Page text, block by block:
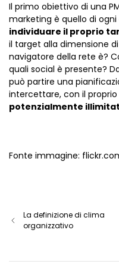
Il primo obiettivo di una
marketing è quello di
individuare il proprio
il target alla dimensione
navigatore della rete è?
quali social è presente?
può partire una
intercettare, con il proprio
potenzialmente
Fonte immagine:
La definizione di clima
organizzativo